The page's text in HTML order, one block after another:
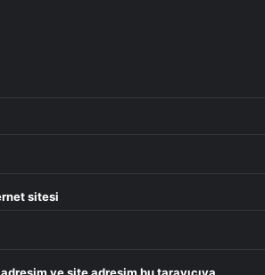
sitesi
ve site adresim bu tarayıcıya